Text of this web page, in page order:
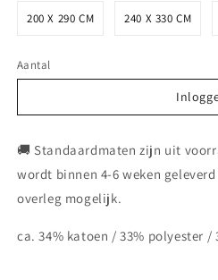
200 X 290 CM 240 X 330 CM
Aantal
🚚 Standaardmaten zijn uit
wordt binnen 4-6 weken
overleg mogelijk.
ca. 34% katoen / 33% polyester